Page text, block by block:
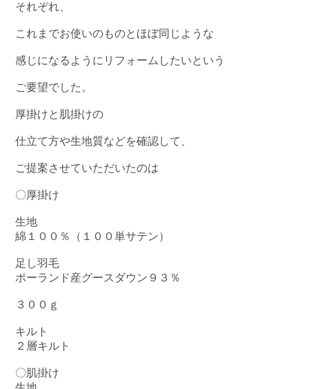
それぞれ、
これまでお使いのものとほぼ同じような
感じになるようにリフォームしたいという
ご要望でした。
厚掛けと肌掛けの
仕立て方や生地質などを確認して、
ご提案させていただいたのは
〇厚掛け
生地
綿１００％（１００単サテン）
足し羽毛
ポーランド産グースダウン９３％
３００ｇ
キルト
２層キルト
〇肌掛け